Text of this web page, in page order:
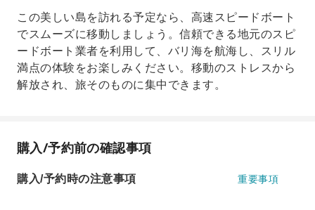
この美しい島を訪れる予定なら、高速スピードボート
でスムーズに移動しましょう。信頼できる地元のスピ
ードボート業者を利用して、バリ海を航海し、スリル
満点の体験をお楽しみください。移動のストレスから
解放され、旅そのものに集中できます。
購入/予約前の確認事項
購入/予約時の注意事項 重要事項